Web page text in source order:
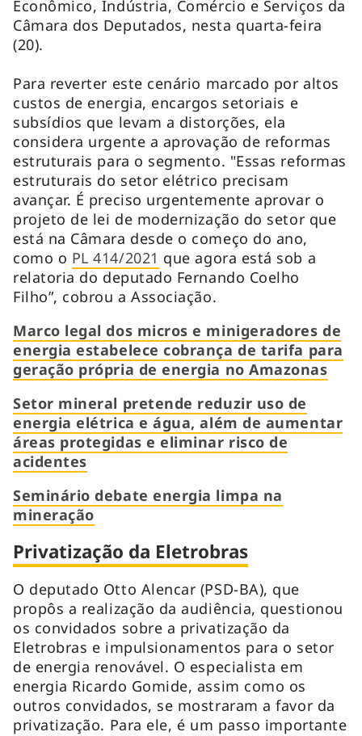
Econômico, Indústria, Comércio e Serviços da
Câmara dos Deputados, nesta quarta-feira
(20).
Para reverter este cenário marcado por altos
custos de energia, encargos setoriais e
subsídios que levam a distorções, ela
considera urgente a aprovação de reformas
estruturais para o segmento. "Essas reformas
estruturais do setor elétrico precisam
avançar. É preciso urgentemente aprovar o
projeto de lei de modernização do setor que
está na Câmara desde o começo do ano,
como o PL 414/2021 que agora está sob a
relatoria do deputado Fernando Coelho
Filho”, cobrou a Associação.
Marco legal dos micros e minigeradores de
energia estabelece cobrança de tarifa para
geração própria de energia no Amazonas
Setor mineral pretende reduzir uso de
energia elétrica e água, além de aumentar
áreas protegidas e eliminar risco de
acidentes
Seminário debate energia limpa na
mineração
Privatização da Eletrobras
O deputado Otto Alencar (PSD-BA), que
propôs a realização da audiência, questionou
os convidados sobre a privatização da
Eletrobras e impulsionamentos para o setor
de energia renovável. O especialista em
energia Ricardo Gomide, assim como os
outros convidados, se mostraram a favor da
privatização. Para ele, é um passo importante